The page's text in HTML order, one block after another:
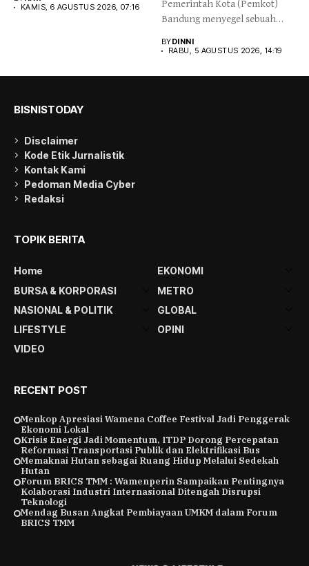
lebih erat...
KAMIS, 6 AGUSTUS 2026, 07:16
Pemerintah Kota (Pemkot)
Bandung menyegel sebuah
BYDINNI
RABU, 5 AGUSTUS 2026, 14:19
BISNISTODAY
Disclaimer
Kode Etik Jurnalistik
Kontak Kami
Pedoman Media Cyber
Redaksi
TOPIK BERITA
Home
EKONOMI
BURSA & KORPORASI
METRO
NASIONAL & POLITIK
GLOBAL
LIFESTYLE
OPINI
VIDEO
RECENT POST
Menkop Apresiasi Wamena Coffee Festival Jadi Penggerak
Ekonomi Lokal
Krisis Energi Jadi Momentum, ITDP Dorong Percepatan
Reformasi Transportasi Publik dan Elektrifikasi Bus
Memaknai Hutan sebagai Ruang Hidup Melalui Sedekah
Hutan
Forum BRICS TMM : Wamenperin Sampaikan Pentingnya
Kolaborasi Industri Internasional Ditengah Disrupsi
Teknologi
Mendag Busan Angkat Pembiayaan UMKM dalam Forum
BRICS TMM